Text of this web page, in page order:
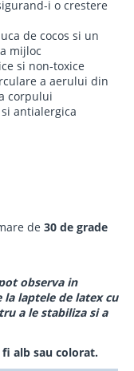
i o crestere
de cocos si un
mijloc
si non-toxice
a aerului din
corpului
antialergica
de 30 de grade
observa in
laptele de latex cu
a le stabiliza si a
alb sau colorat.